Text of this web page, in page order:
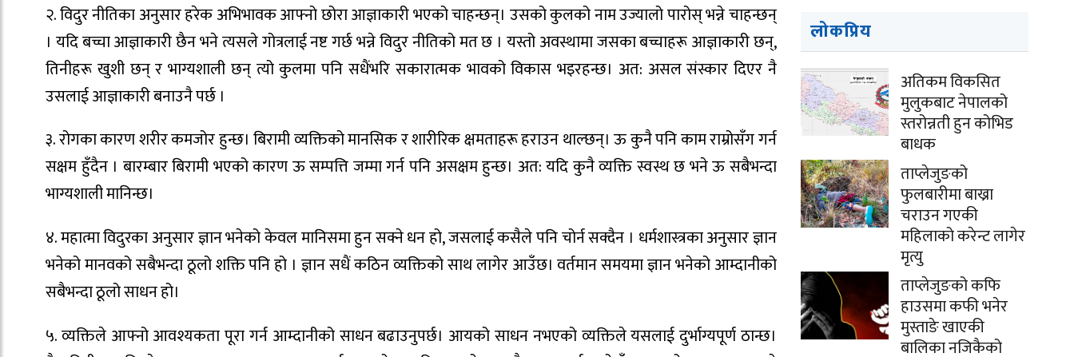
२. विदुर नीतिका अनुसार हरेक अभिभावक आफ्नो छोरा आज्ञाकारी भएको चाहन्छन्। उसको कुलको नाम उज्यालो पारोस् भन्ने चाहन्छन्
। यदि बच्चा आज्ञाकारी छैन भने त्यसले गोत्रलाई नष्ट गर्छ भन्ने विदुर नीतिको मत छ । यस्तो अवस्थामा जसका बच्चाहरू आज्ञाकारी छन्,
तिनीहरू खुशी छन् र भाग्यशाली छन् त्यो कुलमा पनि सधैंभरि सकारात्मक भावको विकास भइरहन्छ। अत: असल संस्कार दिएर नै
उसलाई आज्ञाकारी बनाउनै पर्छ ।
३. रोगका कारण शरीर कमजोर हुन्छ। बिरामी व्यक्तिको मानसिक र शारीरिक क्षमताहरू हराउन थाल्छन्। ऊ कुनै पनि काम राम्रोसँग गर्न
सक्षम हुँदैन । बारम्बार बिरामी भएको कारण ऊ सम्पत्ति जम्मा गर्न पनि असक्षम हुन्छ। अत: यदि कुनै व्यक्ति स्वस्थ छ भने ऊ सबैभन्दा
भाग्यशाली मानिन्छ।
४. महात्मा विदुरका अनुसार ज्ञान भनेको केवल मानिसमा हुन सक्ने धन हो, जसलाई कसैले पनि चोर्न सक्दैन । धर्मशास्त्रका अनुसार ज्ञान
भनेको मानवको सबैभन्दा ठूलो शक्ति पनि हो । ज्ञान सधैं कठिन व्यक्तिको साथ लागेर आउँछ। वर्तमान समयमा ज्ञान भनेको आम्दानीको
सबैभन्दा ठूलो साधन हो।
५. व्यक्तिले आफ्नो आवश्यकता पूरा गर्न आम्दानीको साधन बढाउनुपर्छ। आयको साधन नभएको व्यक्तिले यसलाई दुर्भाग्यपूर्ण ठान्छ।
लोकप्रिय
अतिकम विकसित
मुलुकबाट नेपालको
स्तरोन्नती हुन कोभिड
बाधक
ताप्लेजुङको
फुलबारीमा बाख्रा
चराउन गएकी
महिलाको करेन्ट लागेर
मृत्यु
ताप्लेजुङको कफि
हाउसमा कफी भनेर
मुस्ताङे खाएकी
बालिका नजिकैको